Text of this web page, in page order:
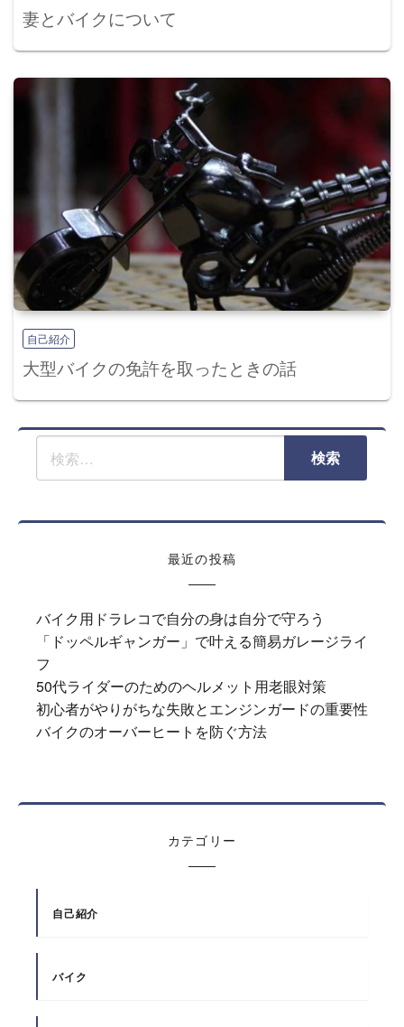
妻とバイクについて
自己紹介
大型バイクの免許を取ったときの話
最近の投稿
バイク用ドラレコで自分の身は自分で守ろう
「ドッペルギャンガー」で叶える簡易ガレージライ
フ
50代ライダーのためのヘルメット用老眼対策
初心者がやりがちな失敗とエンジンガードの重要性
バイクのオーバーヒートを防ぐ方法
カテゴリー
自己紹介
バイク